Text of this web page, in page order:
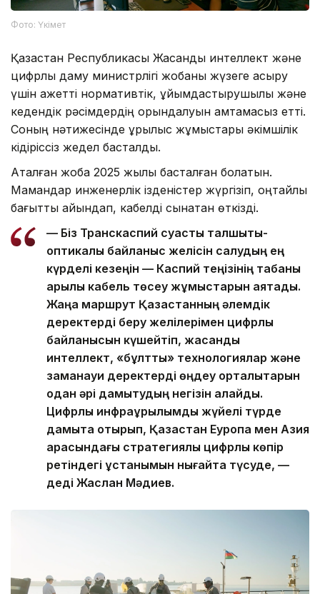
Фото: Үкімет
Қазақстан Республикасы Жасанды интеллект және
цифрлық даму министрлігі жобаны жүзеге асыру
үшін қажетті нормативтік, ұйымдастырушылық және
кедендік рәсімдердің орындалуын қамтамасыз етті.
Соның нәтижесінде құрылыс жұмыстары әкімшілік
кідіріссіз жедел басталды.
Аталған жоба 2025 жылы басталған болатын.
Мамандар инженерлік ізденістер жүргізіп, оңтайлы
бағытты айқындап, кабелді сынақтан өткізді.
— Біз Транскаспий суасты талшықты-
оптикалық байланыс желісін салудың ең
күрделі кезеңін — Каспий теңізінің табаны
арқылы кабель төсеу жұмыстарын аяқтадық.
Жаңа маршрут Қазақстанның әлемдік
деректерді беру желілерімен цифрлық
байланысын күшейтіп, жасанды
интеллект, «бұлтты» технологиялар және
заманауи деректерді өңдеу орталықтарын
одан әрі дамытудың негізін қалайды.
Цифрлық инфрақұрылымды жүйелі түрде
дамыта отырып, Қазақстан Еуропа мен Азия
арасындағы стратегиялық цифрлық көпір
ретіндегі ұстанымын нығайта түсуде, —
деді Жаслан Мәдиев.